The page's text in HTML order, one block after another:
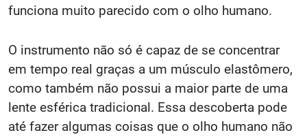
funciona muito parecido com o olho humano.
O instrumento não só é capaz de se concentrar
em tempo real graças a um músculo elastômero,
como também não possui a maior parte de uma
lente esférica tradicional. Essa descoberta pode
até fazer algumas coisas que o olho humano não